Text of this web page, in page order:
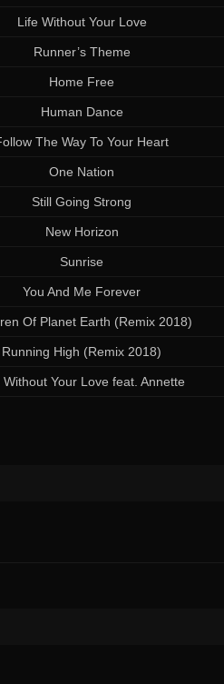
Life Without Your Love
Runner’s Theme
Home Free
Human Dance
The Way To Your Heart
One Nation
Still Going Strong
New Horizon
Sunrise
You And Me Forever
Of Planet Earth (Remix 2018)
Running High (Remix 2018)
Without Your Love feat. Annette